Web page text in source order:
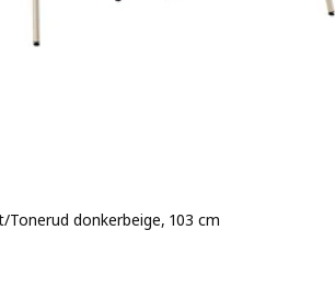
donkerbeige, 103 cm
4.1 van 5 sterren. Totaal beoordelingen: